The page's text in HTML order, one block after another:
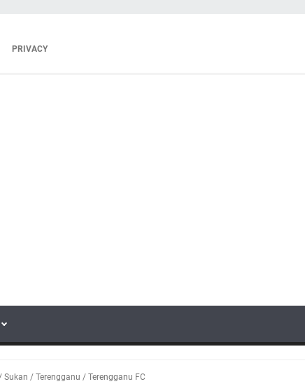
PRIVACY
Sukan / Terengganu / Terengganu FC